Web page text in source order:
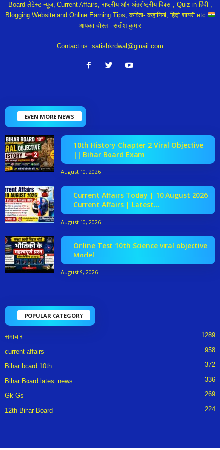
Board लेटेस्ट न्यूज, Current Affairs, राष्ट्रीय और अंतर्राष्ट्रीय दिवस , Quiz in हिंदी ,
Blogging Website and Online Earning Tips, कविता- कहानियां, हिंदी शायरी etc
आपका दोस्त-- सतीश कुमार
Contact us: satishkrdwal@gmail.com
EVEN MORE NEWS
10th History Chapter 2 Viral Objective
|| Bihar Board Exam
August 10, 2026
Current Affairs Today | 10 August 2026
Current Affairs | Latest...
August 10, 2026
Online Test 10th Science viral objective
Model
August 9, 2026
POPULAR CATEGORY
समाचार 1289
current affairs 958
Bihar board 10th 372
Bihar Board latest news 336
Gk Gs 269
12th Bihar Board 224